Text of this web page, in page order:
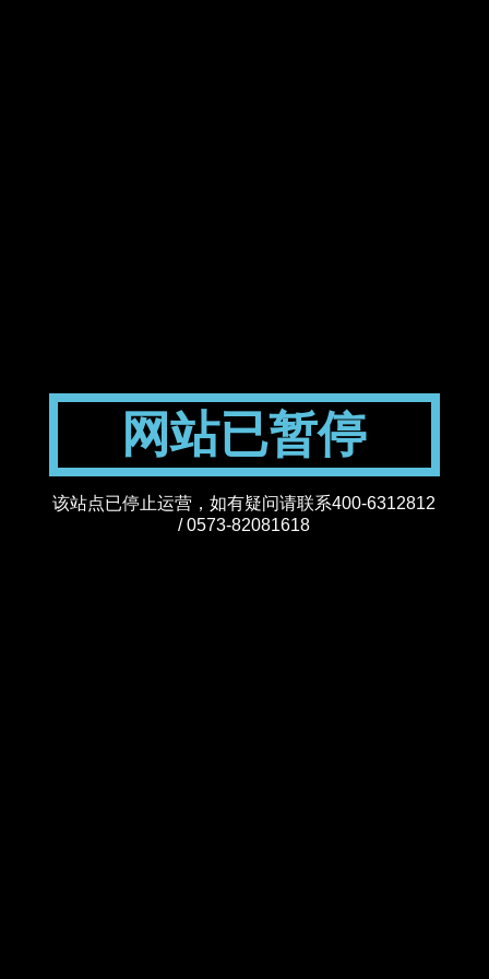
网站已暂停
该站点已停止运营，如有疑问请联系400-6312812
/ 0573-82081618